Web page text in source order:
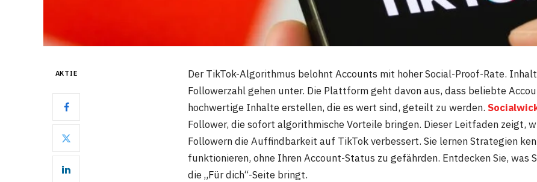
AKTIE
Der TikTok-Algorithmus belohnt Accounts mit hoher Social-Proof-Rate.
Followerzahl gehen unter. Die Plattform geht davon aus, dass beliebte
hochwertige Inhalte erstellen, die es wert sind, geteilt zu werden.
Follower, die sofort algorithmische Vorteile bringen. Dieser Leitfaden zeigt,
Followern die Auffindbarkeit auf TikTok verbessert. Sie lernen Strategien
funktionieren, ohne Ihren Account-Status zu gefährden. Entdecken Sie, was
die „Für dich“-Seite bringt.